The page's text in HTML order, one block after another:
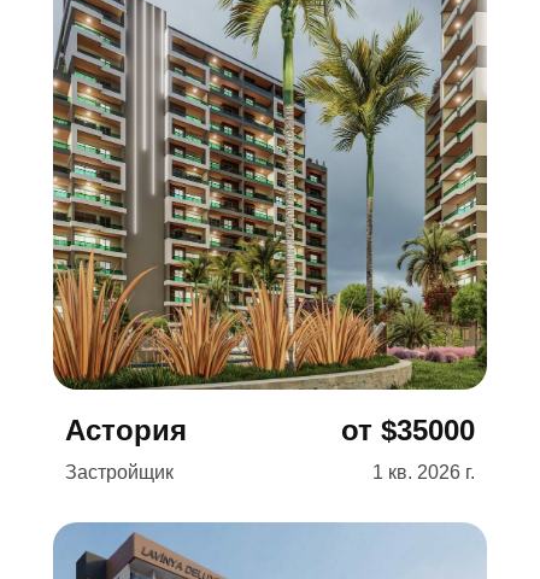
Подробнее →
Астория
Застройщик 1 кв. 2026 г.
от $35000